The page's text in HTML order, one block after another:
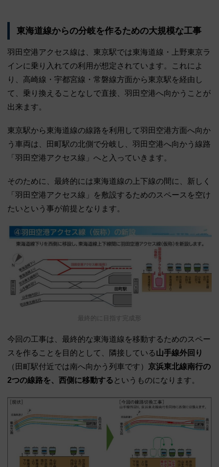
東海道線からの分岐を作るための大規模な工事
羽田空港アクセス線は、東京駅では東海道線・上野東京ラ
インに乗り入れての利用が想定されています。これによ
り、高崎線・宇都宮線・常磐線方面から東京駅を経由し
て、乗り換えることなしで直接、羽田空港へ向かうことが
出来ます。
東京駅から東海道線の線路を利用して羽田空港方面へ向か
う車両は、田町駅の北側で分岐し、羽田空港へ向かう線路
「羽田空港アクセス線」へと入っていきます。
そのために、最終的には東海道線の上下線の間に、新しく
「羽田空港アクセス線」を敷設するためのスペースを空け
たいという事が前提となります。
最終的に目指す完成形
今回の工事は、最終的な東海道線を移動するためのスペー
スを作ることを目的として、隣接している山手線外回り
（田町駅付近では南へ向かう列車です） 京浜東北線南行の
2つの線路を、西側に移動する というものになります。